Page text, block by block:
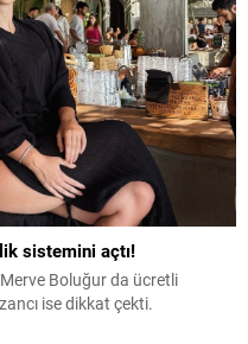
sistemini açtı!
Boluğur da ücretli
ise dikkat çekti.